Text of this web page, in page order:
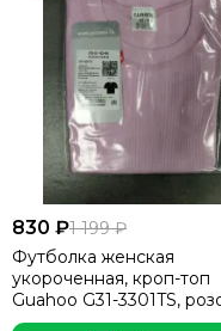
830 ₽1 199 ₽
Футболка женская
укороченная, кроп-топ
Guahoo G31-3301TS,